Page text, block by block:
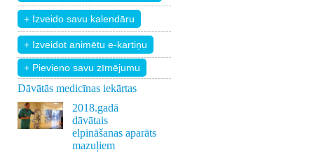
+ Pievieno savu zīmējumu
Dāvātās medicīnas iekārtas
2018.gadā
dāvātais
elpināšanas aparāts
mazuļiem